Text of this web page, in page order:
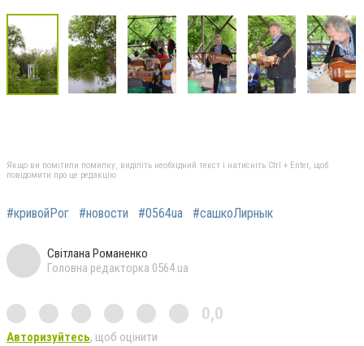
Якщо ви помітили помилку, виділіть необхідний текст і натисніть Ctrl + Enter, щоб
повідомити про це редакцію
#кривойРог #новости #0564ua #сашкоЛирнык
Світлана Романенко
Головна редакторка 0564.ua
0,0
Авторизуйтесь, щоб оцінити